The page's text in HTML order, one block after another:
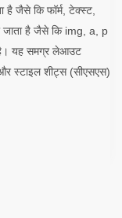
है जैसे कि फॉर्म, टेक्स्ट,
जाता है जैसे कि img, a, p
यह समग्र लेआउट
और स्टाइल शीट्स (सीएसएस)